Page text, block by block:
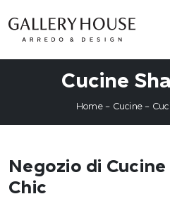
Cucine
Home- Cucine -
Negozio di
Chic